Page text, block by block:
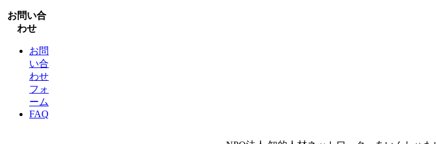
お問い合
わせ
お問
い合
わせ
フォ
ーム
FAQ